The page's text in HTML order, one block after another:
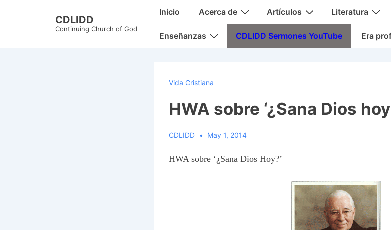
CDLIDD
Continuing Church of God
MainInicio Acerca de Artículos Literatura
Enseñanzas CDLIDD Sermones YouTube Era
Vida Cristiana
HWA sobre ‘¿Sana Dios
CDLIDD May 1, 2014
HWA sobre ‘¿Sana Dios Hoy?’